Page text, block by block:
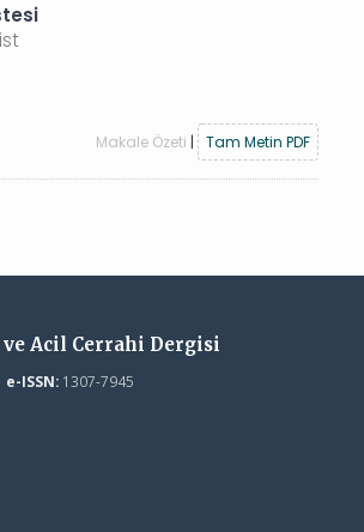
Makale Özeti | Tam Metin PDF
Acil Cerrahi Dergisi
e-ISSN:1307-7945